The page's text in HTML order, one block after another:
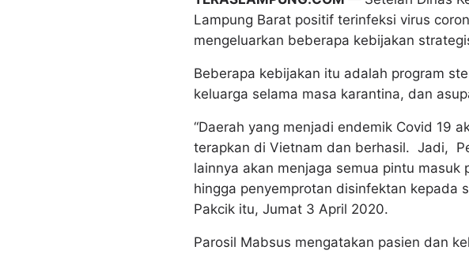
Lampung Barat positif terinfeksi virus
mengeluarkan beberapa kebijakan
Beberapa kebijakan itu adalah program
keluarga selama masa karantina, dan
“Daerah yang menjadi endemik Covid 19
terapkan di Vietnam dan berhasil. Jadi,
lainnya akan menjaga semua pintu
hingga penyemprotan disinfektan kepada
Pakcik itu, Jumat 3 April 2020.
Parosil Mabsus mengatakan pasien dan